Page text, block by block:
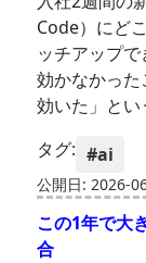
Code）にど
ッチアップ
効かなかっ
効いた」とい
タグ: #ai
公開日: 2026-
この1年で大
合